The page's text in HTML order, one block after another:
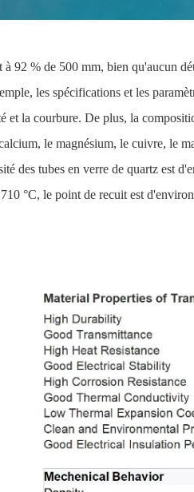
à 92 % de 500 mm, bien qu'aucun
les spécifications et les
la courbure. De plus, la
le magnésium, le cuivre, le
des tubes en verre de quartz
°C, le point de recuit est